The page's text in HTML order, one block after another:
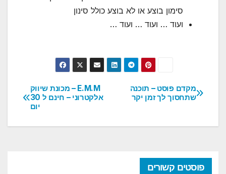
סימון בוצע או לא בוצע כולל סינון
ועוד … ועוד … ועוד …
ניווט
E.M.M – מכונת שיווק
אלקטרוני – חינם ל 30
יום
מקדם פוסט – תוכנה
שתחסוך לך זמן יקר
פוסטים קשורים